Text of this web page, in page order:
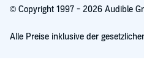
© Copyright 1997 - 2026 Audible
Alle Preise inklusive der